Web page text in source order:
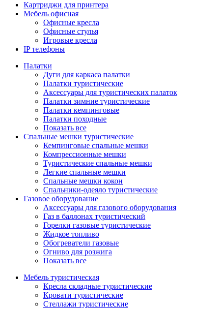
Картриджи для принтера
Мебель офисная
Офисные кресла
Офисные стулья
Игровые кресла
IP телефоны
Палатки
Дуги для каркаса палатки
Палатки туристические
Аксессуары для туристических палаток
Палатки зимние туристические
Палатки кемпинговые
Палатки походные
Показать все
Спальные мешки туристические
Кемпинговые спальные мешки
Компрессионные мешки
Туристические спальные мешки
Легкие спальные мешки
Спальные мешки кокон
Спальники-одеяло туристические
Газовое оборудование
Аксессуары для газового оборудования
Газ в баллонах туристический
Горелки газовые туристические
Жидкое топливо
Обогреватели газовые
Огниво для розжига
Показать все
Мебель туристическая
Кресла складные туристические
Кровати туристические
Стеллажи туристические